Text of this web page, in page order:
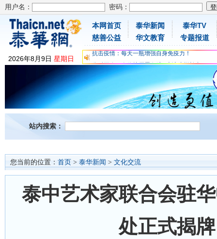
用户名： 密码：
2026年8月9日 星期日
本网首页
慈善公益
泰华新闻
华文教育
泰华TV
专题报道
为时不晚，人体胶原蛋白维C应该这样补充
关爱儿童健康，免费领取日本原装尤妮佳超立体
抗击疫情：每天一瓶增强自身免疫力！
为时不晚，人体胶原蛋白维C应该这样补充
关爱儿童健康，免费领取日本原装尤妮佳超立体
抗击疫情：每天一瓶增强自身免疫力！
站内搜索：
您当前的位置： 首页 > 泰华新闻 > 文化交流
泰中艺术家联合会驻
处正式揭牌